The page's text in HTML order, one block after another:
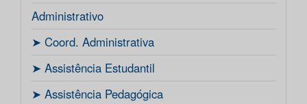
Administrativo
ㅤ➤ Coord. Administrativa
ㅤ➤ Assistência Estudantil
ㅤ➤ Assistência Pedagógica